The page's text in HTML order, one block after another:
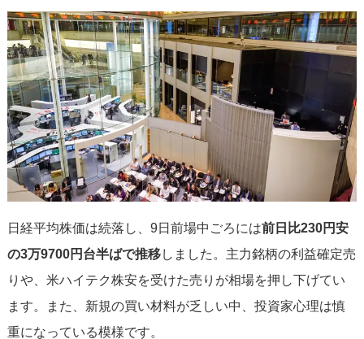
日経平均株価は続落し、9日前場中ごろには前日比230円安
の3万9700円台半ばで推移しました。主力銘柄の利益確定売
りや、米ハイテク株安を受けた売りが相場を押し下げてい
ます。また、新規の買い材料が乏しい中、投資家心理は慎
重になっている模様です。